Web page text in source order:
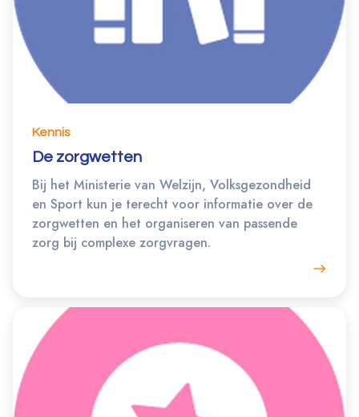
Kennis
De zorgwetten
Bij het Ministerie van Welzijn, Volksgezondheid
en Sport kun je terecht voor informatie over de
zorgwetten en het organiseren van passende
zorg bij complexe zorgvragen.